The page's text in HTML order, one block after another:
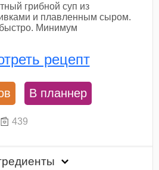
грибной суп из
и плавленным сыром.
быстро. Минимум
рецепт
В планнер
439